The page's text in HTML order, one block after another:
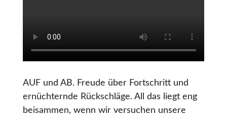
AUF und AB. Freude über Fortschritt und
ernüchternde Rückschläge. All das liegt eng
beisammen, wenn wir versuchen unsere